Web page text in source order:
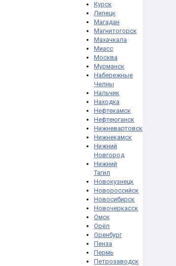
Курск
Липецк
Магадан
Магнитогорск
Махачкала
Миасс
Москва
Мурманск
Набережные
Челны
Нальчик
Находка
Нефтекамск
Нефтеюганск
Нижневартовск
Нижнекамск
Нижний
Новгород
Нижний
Тагил
Новокузнецк
Новороссийск
Новосибирск
Новочеркасск
Омск
Орёл
Оренбург
Пенза
Пермь
Петрозаводск